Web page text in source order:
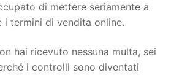
di mettere seriamente a
i termini di vendita online.
hai ricevuto nessuna multa, sei
i controlli sono diventati